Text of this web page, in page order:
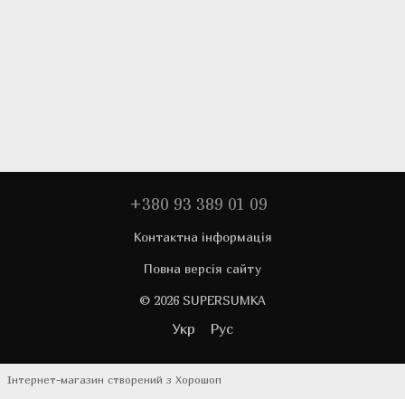
+380 93 389 01 09
Контактна інформація
Повна версія сайту
© 2026 SUPERSUMKA
Укр Рус
Інтернет-магазин створений з Хорошоп